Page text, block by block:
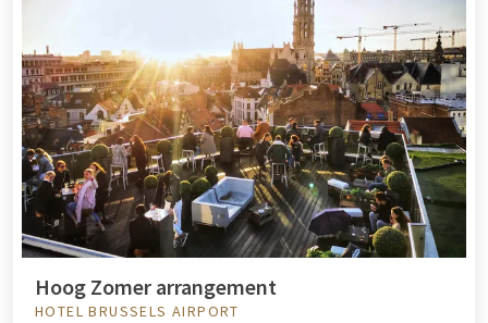
Hoog Zomer arrangement
HOTEL BRUSSELS AIRPORT